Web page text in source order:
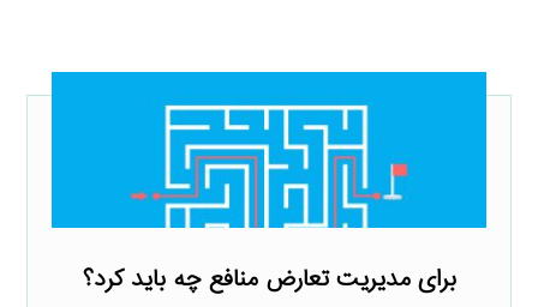
برای مدیریت تعارض منافع چه باید کرد؟